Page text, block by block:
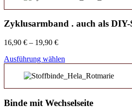
Zyklusarmband . auch als DIY-
16,90 € – 19,90 €
Ausführung wählen
Binde mit Wechselseite